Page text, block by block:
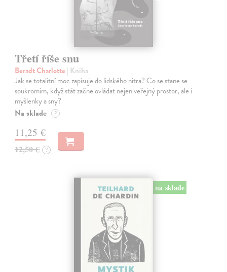
Třetí říše snu
Beradt Charlotte | Kniha
Jak se totalitní moc zapisuje do lidského nitra? Co se stane se
soukromím, když stát začne ovládat nejen veřejný prostor, ale i
myšlenky a sny?
Na sklade ?
11,25 €
12,50 € ?
na sklade